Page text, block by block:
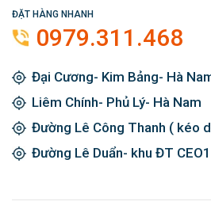
ĐẶT HÀNG NHANH
0979.311.468
Đại Cương- Kim Bảng- Hà
Liêm Chính- Phủ Lý- Hà Nam
Đường Lê Công Thanh ( kéo
Đường Lê Duẩn- khu ĐT